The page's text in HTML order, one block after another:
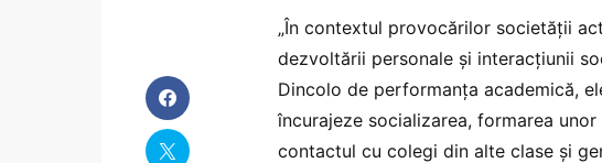
„În contextul provocărilor societății
dezvoltării personale și interacțiunii
Dincolo de performanța academică,
încurajeze socializarea, formarea
contactul cu colegi din alte clase și